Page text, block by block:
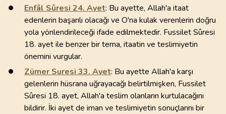
Enfâl Sûresi 24. Ayet: Bu ayette, Allah'a itaat
edenlerin başarılı olacağı ve O'na kulak verenlerin doğru
yola yönlendirileceği ifade edilmektedir. Fussilet Sûresi
18. ayet ile benzer bir tema, itaatin ve teslimiyetin
önemini vurgular.
Zümer Suresi 33. Ayet: Bu ayette Allah'a karşı
gelenlerin hüsrana uğrayacağı belirtilmişken, Fussilet
Sûresi 18. ayet, Allah'a teslim olanların kurtulacağını
bildirir. İki ayet de iman ve teslimiyetin sonuçlarını bir